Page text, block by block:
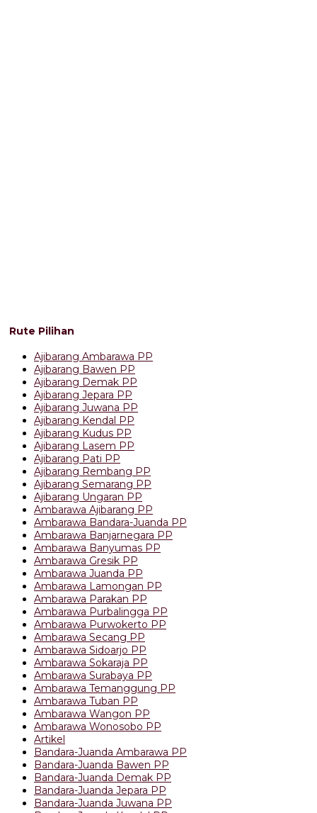
Rute Pilihan
Ajibarang Ambarawa PP
Ajibarang Bawen PP
Ajibarang Demak PP
Ajibarang Jepara PP
Ajibarang Juwana PP
Ajibarang Kendal PP
Ajibarang Kudus PP
Ajibarang Lasem PP
Ajibarang Pati PP
Ajibarang Rembang PP
Ajibarang Semarang PP
Ajibarang Ungaran PP
Ambarawa Ajibarang PP
Ambarawa Bandara-Juanda PP
Ambarawa Banjarnegara PP
Ambarawa Banyumas PP
Ambarawa Gresik PP
Ambarawa Juanda PP
Ambarawa Lamongan PP
Ambarawa Parakan PP
Ambarawa Purbalingga PP
Ambarawa Purwokerto PP
Ambarawa Secang PP
Ambarawa Sidoarjo PP
Ambarawa Sokaraja PP
Ambarawa Surabaya PP
Ambarawa Temanggung PP
Ambarawa Tuban PP
Ambarawa Wangon PP
Ambarawa Wonosobo PP
Artikel
Bandara-Juanda Ambarawa PP
Bandara-Juanda Bawen PP
Bandara-Juanda Demak PP
Bandara-Juanda Jepara PP
Bandara-Juanda Juwana PP